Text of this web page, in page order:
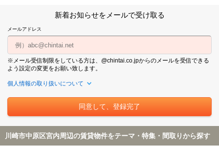
新着お知らせをメールで受け取る
メールアドレス
※メール受信制限をしている方は、@chintai.co.jpからのメールを受信できる
よう設定の変更をお願い致します。
個人情報の取り扱いについて
川崎市中原区宮内周辺の賃貸物件をテーマ・特集・間取りから探す